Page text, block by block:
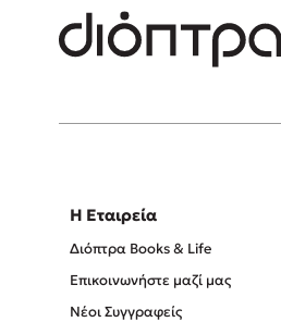
Η Εταιρεία
Διόπτρα Books & Life
Επικοινωνήστε μαζί μας
Νέοι Συγγραφείς